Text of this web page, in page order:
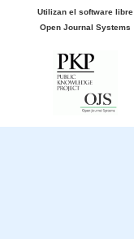
Utilizan el software libre
Open Journal Systems